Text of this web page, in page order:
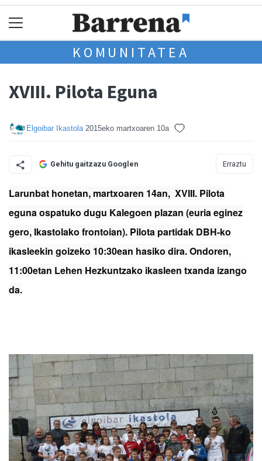
KOMUNITATEA
XVIII. Pilota Eguna
Elgoibar Ikastola 2015eko martxoaren 10a
Gehitu gaitzazu Googlen Erraztu
Larunbat honetan, martxoaren 14an, XVIII. Pilota
eguna ospatuko dugu Kalegoen plazan (euria eginez
gero, Ikastolako frontoian). Pilota partidak DBH-ko
ikasleekin goizeko 10:30ean hasiko dira. Ondoren,
11:00etan Lehen Hezkuntzako ikasleen txanda izango
da.